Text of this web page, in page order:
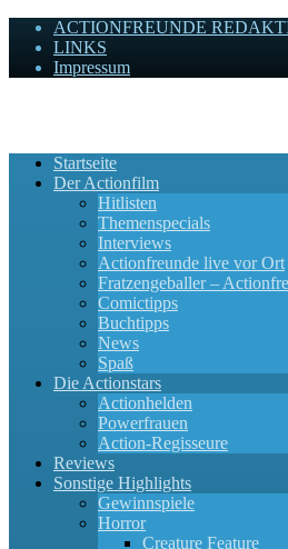
ACTIONFREUNDE
LINKS
Impressum
Startseite
Der Actionfilm
Hitlisten
Themenspecials
Interviews
Actionfreunde live vor Ort
Fratzengeballer –
Comictipps
Buchtipps
News
Spaß
Die Actionstars
Actionhelden
Powerfrauen
Action-Regisseure
Reviews
Sonstige Highlights
Gewinnspiele
Horror
Creature Feature